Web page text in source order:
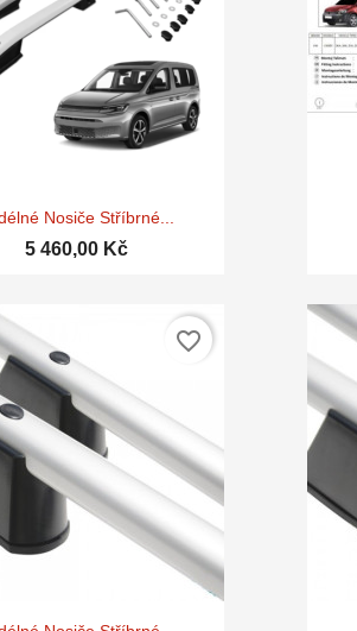
Rychlý náhled
Nosiče Stříbrné...
5 460,00 Kč
Rychlý náhled
favorite_border